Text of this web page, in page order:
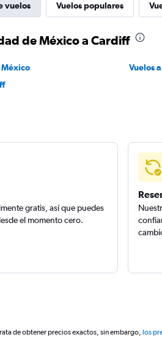
vuelos Vuelos populares
de México a Cardiff
México Vuelos
gratis, así que puedes
el momento cero.
de obtener precios exactos, sin embargo, los